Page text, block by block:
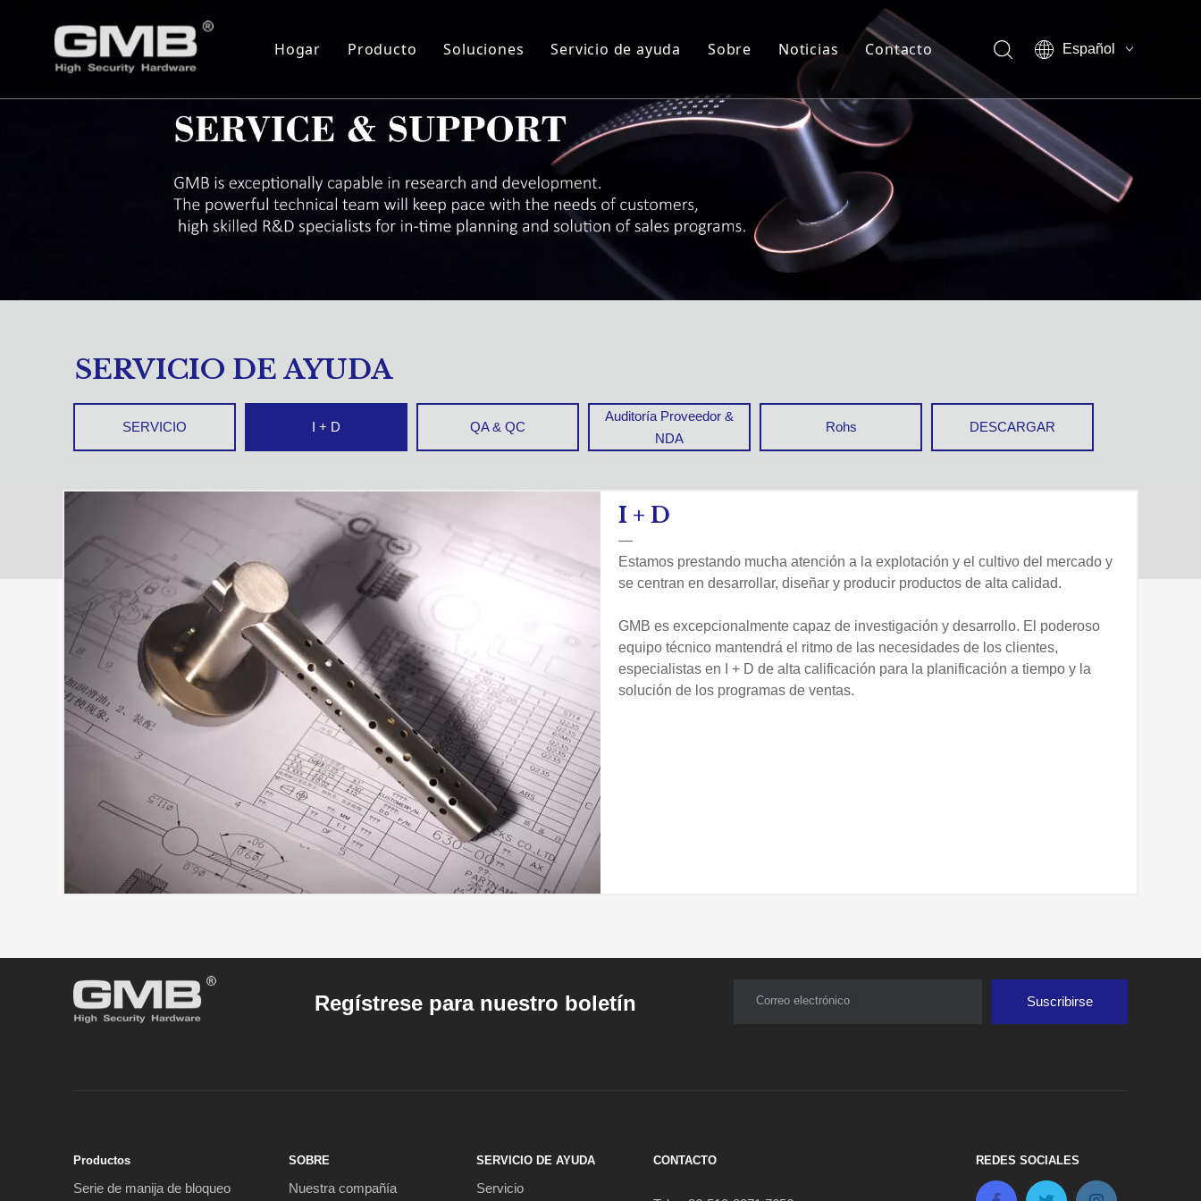
Hogar Producto
Cuerpo de la cerradura
Serie de manija de bloqueo
Bisagra
Cierra puertas
Diapositiva del rodamiento de bolas
Accesorio de hardware
Soluciones
Material de artesanía
Servicio de ayuda
I + D + i
QA y QC
Auditoría de proveedores y NDA
ROHS
Descargar
Sobre
Sobre nosotros-Ventaja de la empresa
Sobre nosotros-Show vr
Sobre nosotros-Certificado
Sobre nosotros-Nuestra compañía
Sobre nosotros-Miembro del equipo
Noticias Contacto
Español
العربية
Pусский
SERVICIO DE AYUDA
SERVICIO I + D QA & QC
Auditoría Proveedor &
NDA
Rohs DESCARGAR
I + D
—
Estamos prestando mucha atención a la explotación y el cultivo del mercado y
se centran en desarrollar, diseñar y producir productos de alta calidad.
GMB es excepcionalmente capaz de investigación y desarrollo. El poderoso
equipo técnico mantendrá el ritmo de las necesidades de los clientes,
especialistas en I + D de alta calificación para la planificación a tiempo y la
solución de los programas de ventas.
Regístrese para nuestro boletín Correo electrónico Suscribirse
Productos
Serie de manija de bloqueo
SOBRE
Nuestra compañía
SERVICIO DE AYUDA
Servicio
CONTACTO REDES SOCIALES